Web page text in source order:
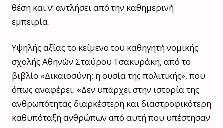
θέση και ν’ αντλήσει από την καθημερινή
εμπειρία.
Υψηλής αξίας το κείμενο του καθηγητή νομικής
σχολής Αθηνών Σταύρου Τσακυράκη, από το
βιβλίο «Δικαιοσύνη: η ουσία της πολιτικής», που
όπως αναφέρει: «Δεν υπάρχει στην ιστορία της
ανθρωπότητας διαρκέστερη και διαστροφικότερη
καθυπόταξη ανθρώπων από αυτή που υπέστησαν